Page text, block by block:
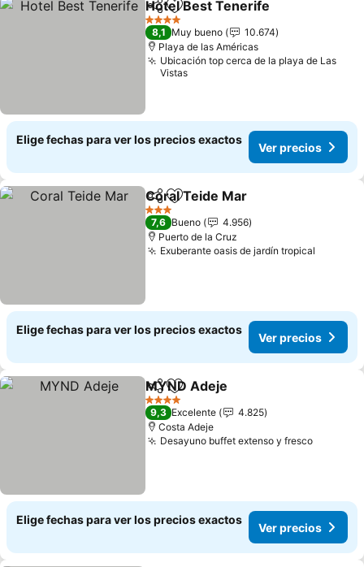
CompartirAgregar a favoritos
Hotel Best Tenerife
4 Estrellas
8,1 Muy bueno
10.674
Playa de las Américas
Ubicación top cerca de la playa de Las
Vistas
Elige fechas para ver los precios exactos
Ver precios
CompartirAgregar a favoritos
Coral Teide Mar
3 Estrellas
7,6 Bueno
4.956
Puerto de la Cruz
Exuberante oasis de jardín tropical
Elige fechas para ver los precios exactos
Ver precios
CompartirAgregar a favoritos
MYND Adeje
4 Estrellas
9,3 Excelente
4.825
Costa Adeje
Desayuno buffet extenso y fresco
Elige fechas para ver los precios exactos
Ver precios